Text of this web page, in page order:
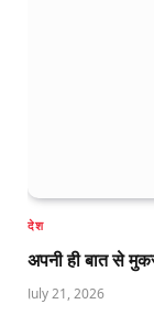
देश
अपनी ही बात से
July 21, 2026